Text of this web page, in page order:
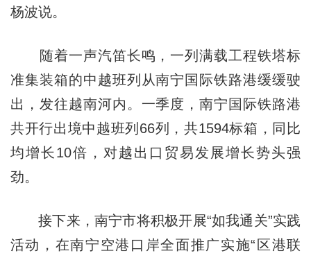
杨波说。
随着一声汽笛长鸣，一列满载工程铁塔标
准集装箱的中越班列从南宁国际铁路港缓缓驶
出，发往越南河内。一季度，南宁国际铁路港
共开行出境中越班列66列，共1594标箱，同比
均增长10倍，对越出口贸易发展增长势头强
劲。
接下来，南宁市将积极开展“如我通关”实践
活动，在南宁空港口岸全面推广实施“区港联